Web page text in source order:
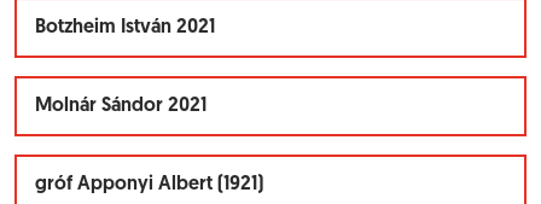
Botzheim István 2021
Molnár Sándor 2021
gróf Apponyi Albert (1921)